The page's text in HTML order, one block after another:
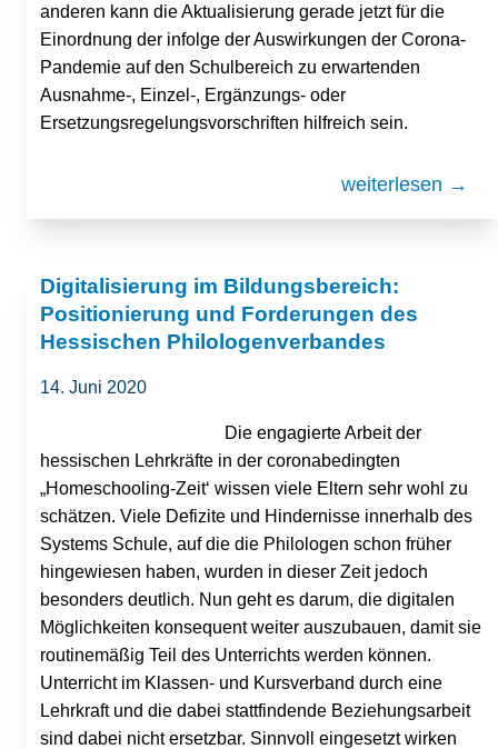
anderen kann die Aktualisierung gerade jetzt für die
Einordnung der infolge der Auswirkungen der Corona-
Pandemie auf den Schulbereich zu erwartenden
Ausnahme-, Einzel-, Ergänzungs- oder
Ersetzungsregelungsvorschriften hilfreich sein.
weiterlesen →
Digitalisierung im Bildungsbereich:
Positionierung und Forderungen des
Hessischen Philologenverbandes
14. Juni 2020
Die engagierte Arbeit der
hessischen Lehrkräfte in der coronabedingten
„Homeschooling-Zeit‘ wissen viele Eltern sehr wohl zu
schätzen. Viele Defizite und Hindernisse innerhalb des
Systems Schule, auf die die Philologen schon früher
hingewiesen haben, wurden in dieser Zeit jedoch
besonders deutlich. Nun geht es darum, die digitalen
Möglichkeiten konsequent weiter auszubauen, damit sie
routinemäßig Teil des Unterrichts werden können.
Unterricht im Klassen- und Kursverband durch eine
Lehrkraft und die dabei stattfindende Beziehungsarbeit
sind dabei nicht ersetzbar. Sinnvoll eingesetzt wirken